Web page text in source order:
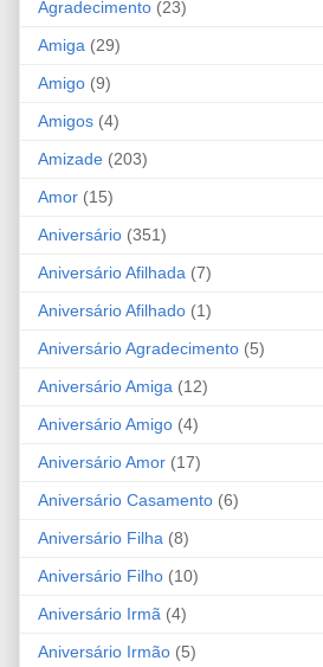
Agradecimento (23)
Amiga (29)
Amigo (9)
Amigos (4)
Amizade (203)
Amor (15)
Aniversário (351)
Aniversário Afilhada (7)
Aniversário Afilhado (1)
Aniversário Agradecimento (5)
Aniversário Amiga (12)
Aniversário Amigo (4)
Aniversário Amor (17)
Aniversário Casamento (6)
Aniversário Filha (8)
Aniversário Filho (10)
Aniversário Irmã (4)
Aniversário Irmão (5)